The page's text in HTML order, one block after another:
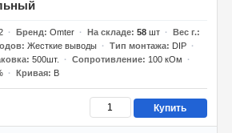
Бренд Omter На складе 58шт
Вес г.
Жесткие выводы Тип монтажа
DIP
500шт. Сопротивление
100 кОм
Кривая B
Купить